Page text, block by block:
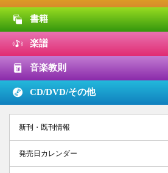
書籍
楽譜
音楽教則
CD/DVD/その他
新刊・既刊情報
発売日カレンダー